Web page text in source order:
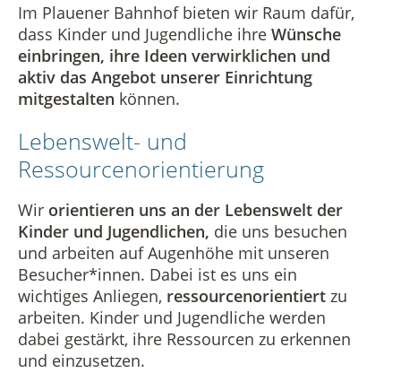
Im Plauener Bahnhof bieten wir Raum dafür,
dass Kinder und Jugendliche ihre Wünsche
einbringen, ihre Ideen verwirklichen und
aktiv das Angebot unserer Einrichtung
mitgestalten können.
Lebenswelt- und
Ressourcenorientierung
Wir orientieren uns an der Lebenswelt der
Kinder und Jugendlichen, die uns besuchen
und arbeiten auf Augenhöhe mit unseren
Besucher*innen. Dabei ist es uns ein
wichtiges Anliegen, ressourcenorientiert zu
arbeiten. Kinder und Jugendliche werden
dabei gestärkt, ihre Ressourcen zu erkennen
und einzusetzen.